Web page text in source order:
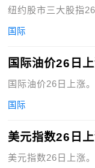
纽约股市三大股指
国际
国际油价26日
国际油价26日上涨。
国际
美元指数26日
美元指数26日上涨。